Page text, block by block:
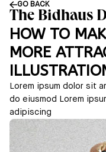
GO BACK
The Bidhaus
HOW TO
MORE
Lorem ipsum dolor sit
do eiusmod Lorem
adipiscing